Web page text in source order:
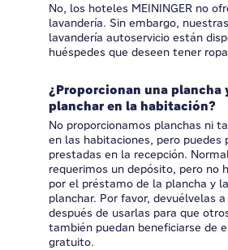
No, los hoteles MEININGER no
lavandería. Sin embargo,
lavandería autoservicio están
huéspedes que deseen tener
¿Proporcionan una plancha
planchar en la habitación?
No proporcionamos planchas ni
en las habitaciones, pero puedes
prestadas en la recepción.
requerimos un depósito, pero no
por el préstamo de la plancha y
planchar. Por favor, devuélvelas
después de usarlas para que
también puedan beneficiarse de
gratuito.